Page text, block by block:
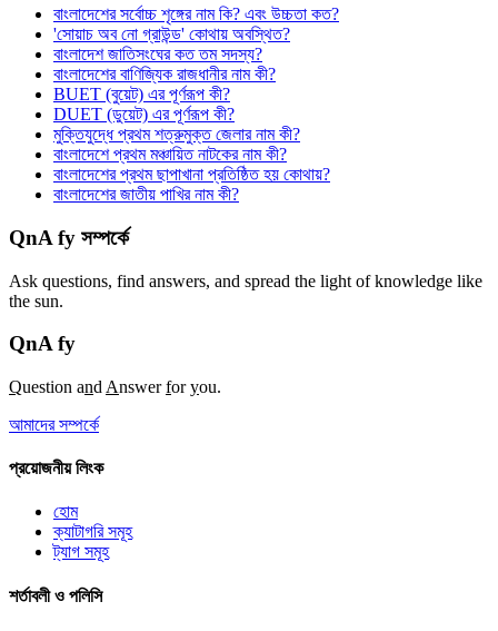
বাংলাদেশের সর্বোচ্চ শৃঙ্গের নাম কি? এবং উচ্চতা কত?
'সোয়াচ অব নো গ্রাউন্ড' কোথায় অবস্থিত?
বাংলাদেশ জাতিসংঘের কত তম সদস্য?
বাংলাদেশের বাণিজ্যিক রাজধানীর নাম কী?
BUET (বুয়েট) এর পূর্ণরূপ কী?
DUET (ডুয়েট) এর পূর্ণরূপ কী?
মুক্তিযুদ্ধে প্রথম শত্রুমুক্ত জেলার নাম কী?
বাংলাদেশে প্রথম মঞ্চায়িত নাটকের নাম কী?
বাংলাদেশের প্রথম ছাপাখানা প্রতিষ্ঠিত হয় কোথায়?
বাংলাদেশের জাতীয় পাখির নাম কী?
QnA fy সম্পর্কে
Ask questions, find answers, and spread the light of knowledge like
the sun.
QnAfy
Question and Answerforyou.
আমাদের সম্পর্কে
প্রয়োজনীয় লিংক
হোম
ক্যাটাগরি সমূহ
ট্যাগ সমূহ
শর্তাবলী ও পলিসি